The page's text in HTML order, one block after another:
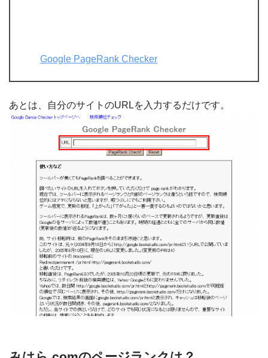
Google PageRank Checker
あとは、自分のサイトのURLを入力するだけです。